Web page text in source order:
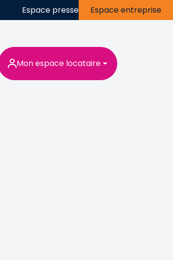
Espace presse Espace entreprise
Mon espace locataire